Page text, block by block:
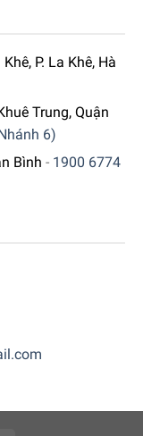
và đám mây
P. La Khê, Hà
Trung, Quận
6)
Bình - 1900 6774